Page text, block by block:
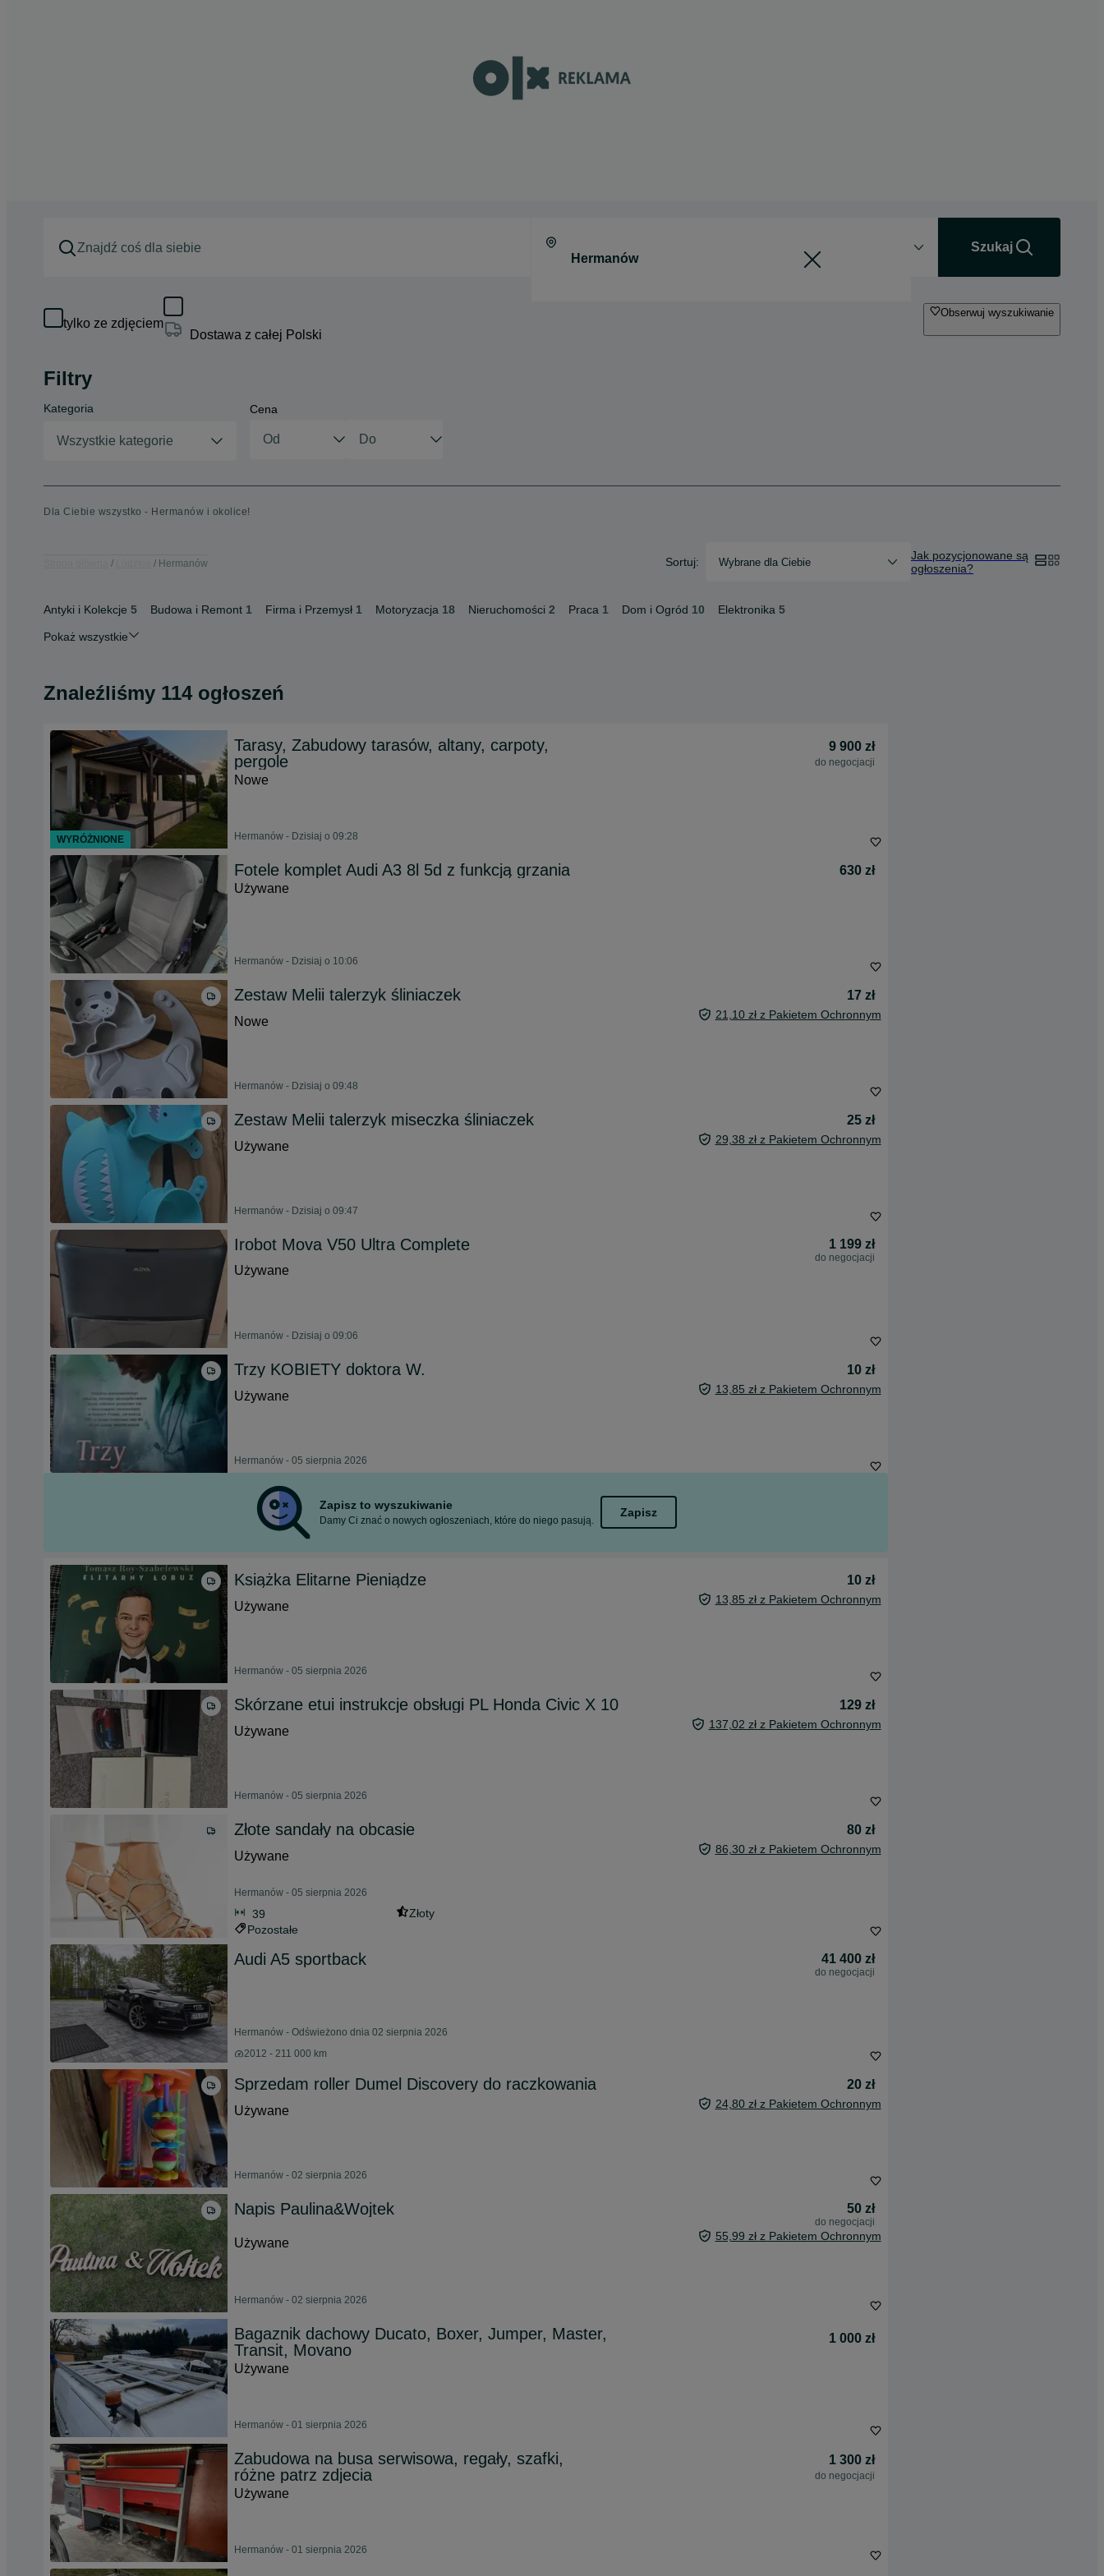
Szukaj
tylko ze zdjęciem
Dostawa z całej Polski
Obserwuj wyszukiwanie
Filtry
Kategoria
Wszystkie kategorie
Cena
Dla Ciebie wszystko - Hermanów i okolice!
Hermanów Sortuj: Wybrane dla Ciebie
Jak pozycjonowane są
ogłoszenia?
Antyki i Kolekcje 5 Budowa i Remont 1 Firma i Przemysł 1 Motoryzacja 18 Nieruchomości 2 Praca 1 Dom i Ogród 10 Elektronika 5
Pokaż wszystkie
Znaleźliśmy 114 ogłoszeń
Tarasy, Zabudowy tarasów, altany, carpoty,
pergole
9 900 zł
do negocjacji
Nowe
Hermanów - Dzisiaj o 09:28
Fotele komplet Audi A3 8l 5d z funkcją grzania
630 zł
Używane
Hermanów - Dzisiaj o 10:06
Zestaw Melii talerzyk śliniaczek
17 zł
Nowe
21,10 zł z Pakietem Ochronnym
Hermanów - Dzisiaj o 09:48
Zestaw Melii talerzyk miseczka śliniaczek
25 zł
Używane
29,38 zł z Pakietem Ochronnym
Hermanów - Dzisiaj o 09:47
Irobot Mova V50 Ultra Complete 1 199 zł
do negocjacji
Używane
Hermanów - Dzisiaj o 09:06
Trzy KOBIETY doktora W.
10 zł
Używane
13,85 zł z Pakietem Ochronnym
Hermanów - 05 sierpnia 2026
Zapisz to wyszukiwanie
Damy Ci znać o nowych ogłoszeniach, które do niego pasują.
Zapisz
Książka Elitarne Pieniądze
10 zł
Używane
13,85 zł z Pakietem Ochronnym
Hermanów - 05 sierpnia 2026
Skórzane etui instrukcje obsługi PL Honda Civic X 10
129 zł
Używane
137,02 zł z Pakietem Ochronnym
Hermanów - 05 sierpnia 2026
Złote sandały na obcasie
80 zł
Używane
86,30 zł z Pakietem Ochronnym
Hermanów - 05 sierpnia 2026
39
Złoty
Pozostałe
Audi A5 sportback 41 400 zł
do negocjacji
Hermanów - Odświeżono dnia 02 sierpnia 2026
2012 - 211 000 km
Sprzedam roller Dumel Discovery do raczkowania
20 zł
Używane
24,80 zł z Pakietem Ochronnym
Hermanów - 02 sierpnia 2026
Napis Paulina&Wojtek 50 zł
do negocjacji
Używane 55,99 zł z Pakietem Ochronnym
Hermanów - 02 sierpnia 2026
Bagaznik dachowy Ducato, Boxer, Jumper, Master,
Transit, Movano
1 000 zł
Używane
Hermanów - 01 sierpnia 2026
Zabudowa na busa serwisowa, regały, szafki,
różne patrz zdjecia
1 300 zł
do negocjacji
Używane
Hermanów - 01 sierpnia 2026
WYRÓŻNIONE